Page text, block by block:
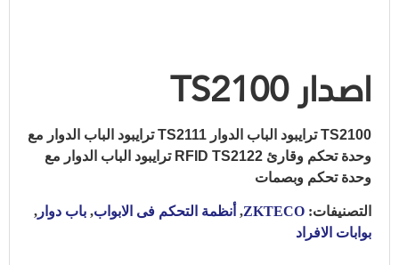
اصدار TS2100
TS2100 ترايبود الباب الدوار TS2111 ترايبود الباب الدوار مع
وحدة تحكم وقارئ RFID TS2122 ترايبود الباب الدوار مع
وحدة تحكم وبصمات
التصنيفات: ZKTECO
, أنظمة التحكم فى الابواب, باب دوار ,
بوابات الافراد